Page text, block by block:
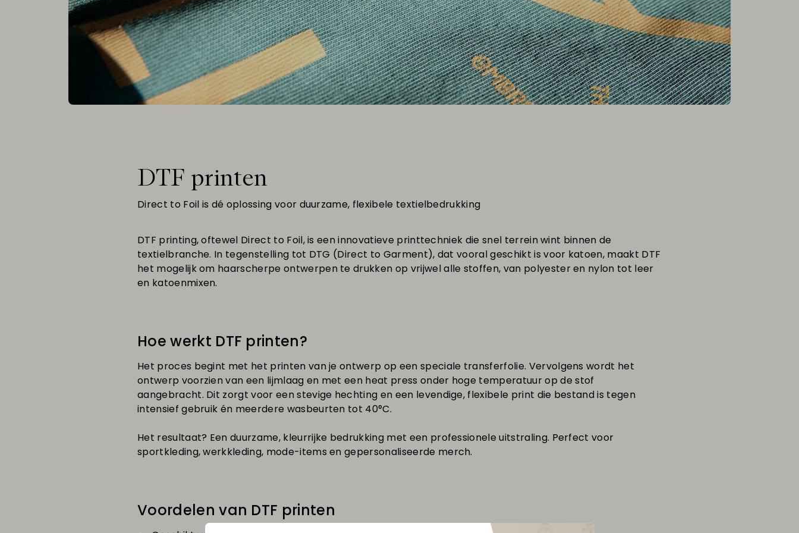
DTF printen
Direct to Foil is dé oplossing voor duurzame, flexibele textielbedrukking
DTF printing, oftewel Direct to Foil, is een innovatieve printtechniek die snel terrein wint binnen de
textielbranche. In tegenstelling tot DTG (Direct to Garment), dat vooral geschikt is voor katoen, maakt DTF
het mogelijk om haarscherpe ontwerpen te drukken op vrijwel alle stoffen, van polyester en nylon tot leer
en katoenmixen.
Hoe werkt DTF printen?
Het proces begint met het printen van je ontwerp op een speciale transferfolie. Vervolgens wordt het
ontwerp voorzien van een lijmlaag en met een heat press onder hoge temperatuur op de stof
aangebracht. Dit zorgt voor een stevige hechting en een levendige, flexibele print die bestand is tegen
intensief gebruik én meerdere wasbeurten tot 40°C.
Het resultaat? Een duurzame, kleurrijke bedrukking met een professionele uitstraling. Perfect voor
sportkleding, werkkleding, mode-items en gepersonaliseerde merch.
Voordelen van DTF printen